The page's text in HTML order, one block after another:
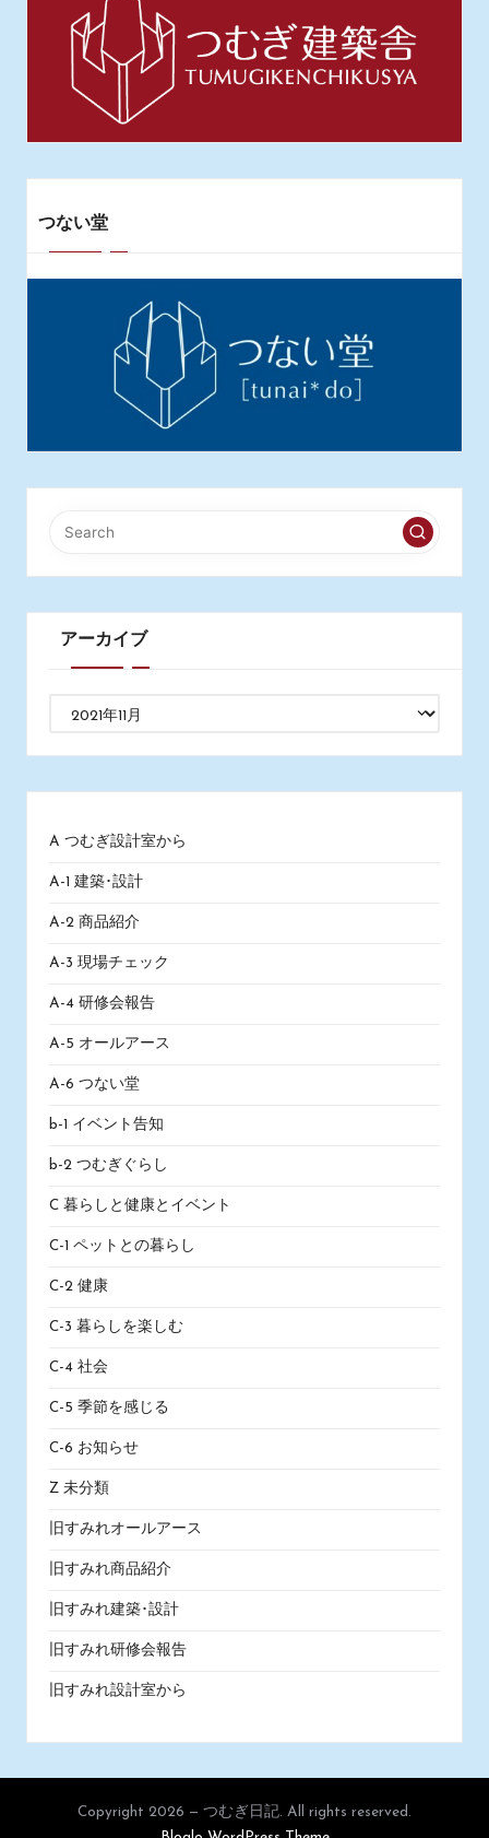
つない堂
アーカイブ
カ
A つむぎ設計室から
A-1 建築･設計
A-2 商品紹介
A-3 現場チェック
A-4 研修会報告
A-5 オールアース
A-6 つない堂
b-1 イベント告知
b-2 つむぎぐらし
C 暮らしと健康とイベント
C-1 ペットとの暮らし
C-2 健康
C-3 暮らしを楽しむ
C-4 社会
C-5 季節を感じる
C-6 お知らせ
Z 未分類
旧すみれオールアース
旧すみれ商品紹介
旧すみれ建築･設計
旧すみれ研修会報告
旧すみれ設計室から
Copyright 2026 — つむぎ日記. All rights reserved.